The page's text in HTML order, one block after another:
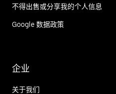
不得出售或分享我的个人信息
Google 数据政策
企业
关于我们